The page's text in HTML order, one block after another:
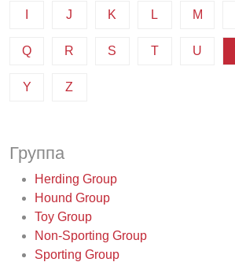
J K L M
Q R S T U
Y Z
Группа
Herding Group
Hound Group
Toy Group
Non-Sporting Group
Sporting Group